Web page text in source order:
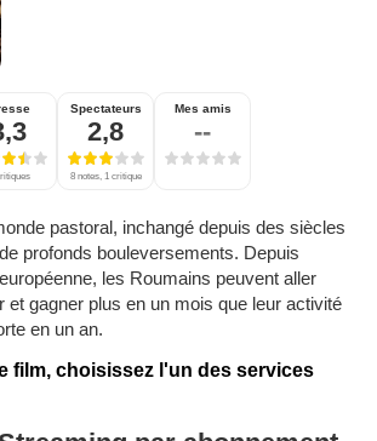
Spectateurs
2,8
8 notes, 1 critique
Mes amis
--
pastoral, inchangé depuis des siècles
profonds bouleversements. Depuis
européenne, les Roumains peuvent aller
et gagner plus en un mois que leur activité
en un an.
film, choisissez l'un des services